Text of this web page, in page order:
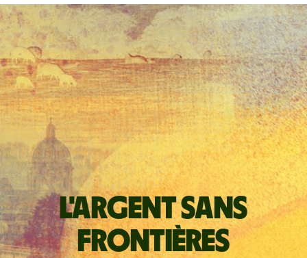
L'argent sans
frontières